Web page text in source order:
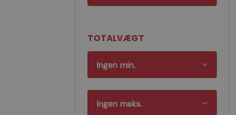
TOTALVÆGT
Ingen min.
Ingen maks.